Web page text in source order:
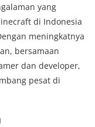
yang
di Indonesia
meningkatnya
bersamaan
dan developer,
pesat di